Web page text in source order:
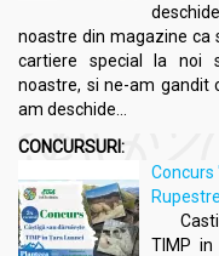
noastre din magazine
cartiere special la noi
noastre, si ne-am gandit
am deschide...
CONCURSURI:
Concurs
TIMP in